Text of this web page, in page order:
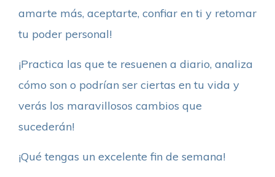
amarte más, aceptarte, confiar en ti y retomar
tu poder personal!
¡Practica las que te resuenen a diario, analiza
cómo son o podrían ser ciertas en tu vida y
verás los maravillosos cambios que
sucederán!
¡Qué tengas un excelente fin de semana!